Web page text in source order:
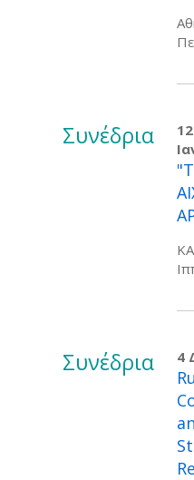
Συνέδρια
Συνέδρια 4